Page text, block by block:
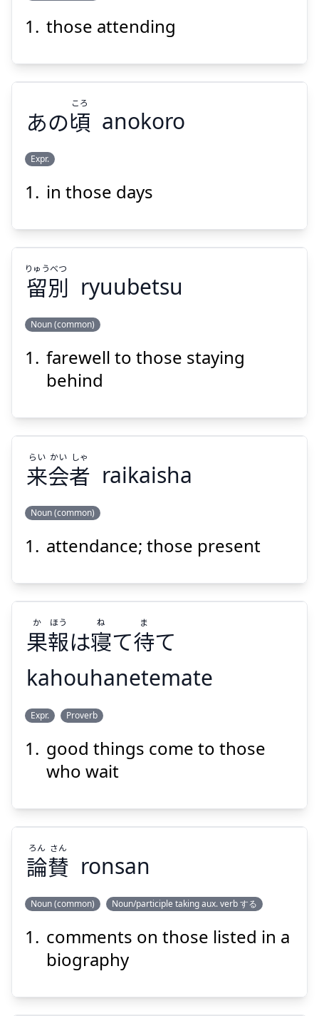
来
場
らい
じょう
しゃ
those attending
頃
ころ
Suspend
あの頃
ころ
anokoro
Expr.
in those days
りゅう
べつ
留別
りゅうべつ
ryuubetsu
Noun (common)
farewell to those staying
behind
らい
かい
しゃ
Show answer
Suspend
来会者
らい かい しゃ
raikaisha
Noun (common)
attendance; those present
て
Suspend
果報は寝て待て
か ほう ね ま
kahouhanetemate
Expr. Proverb
good things come to those
who wait
ろん
さん
論賛
ろん さん
ronsan
Noun (common) Noun/participle taking aux. verb する
comments on those listed in a
biography